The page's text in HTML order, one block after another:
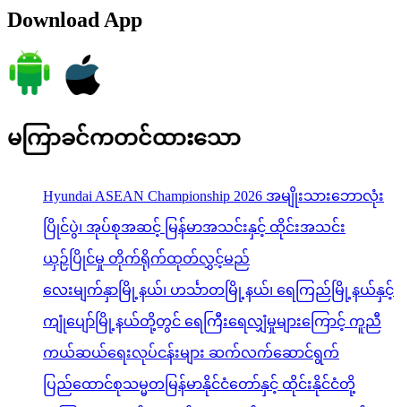
Download App
မကြာခင်ကတင်ထားသော
Hyundai ASEAN Championship 2026 အမျိုးသားဘောလုံး
ပြိုင်ပွဲ၊ အုပ်စုအဆင့် မြန်မာအသင်းနှင့် ထိုင်းအသင်း
ယှဉ်ပြိုင်မှု တိုက်ရိုက်ထုတ်လွှင့်မည်
လေးမျက်နှာမြို့နယ်၊ ဟင်္သာတမြို့နယ်၊ ရေကြည်မြို့နယ်နှင့်
ကျုံပျော်မြို့နယ်တို့တွင် ရေကြီးရေလျှံမှုများကြောင့် ကူညီ
ကယ်ဆယ်ရေးလုပ်ငန်းများ ဆက်လက်ဆောင်ရွက်
ပြည်ထောင်စုသမ္မတမြန်မာနိုင်ငံတော်နှင့် ထိုင်းနိုင်ငံတို့